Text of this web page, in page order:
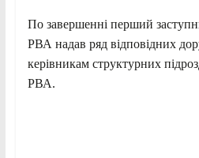
По завершенні перший
РВА надав ряд відповідних
керівникам структурних
РВА.